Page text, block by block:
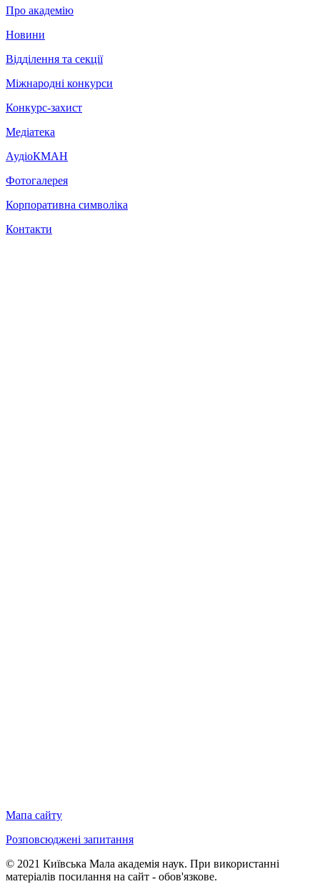
Про академію
Новини
Відділення та секції
Міжнародні конкурси
Конкурс-захист
Медіатека
АудіоКМАН
Фотогалерея
Корпоративна символіка
Контакти
Мапа сайту
Розповсюджені запитання
© 2021 Київська Мала академія наук. При використанні
матеріалів посилання на сайт - обов'язкове.